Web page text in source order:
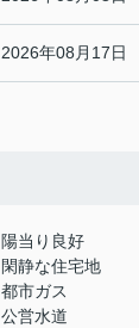
2026年08月17日
陽当り良好
閑静な住宅地
都市ガス
公営水道